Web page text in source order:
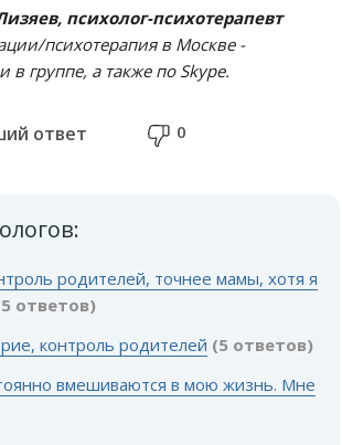
психолог-психотерапевт
психотерапия в Москве -
группе, а также по Skype.
ответ 0
родителей, точнее мамы, хотя я
ответов)
контроль родителей (5 ответов)
вмешиваются в мою жизнь. Мне